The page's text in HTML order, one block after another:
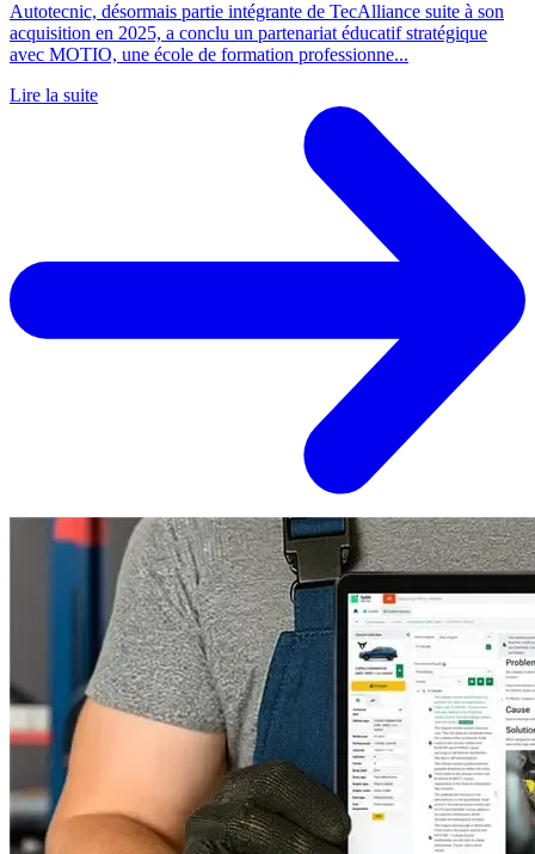
Autotecnic, désormais partie intégrante de TecAlliance suite à son
acquisition en 2025, a conclu un partenariat éducatif stratégique
avec MOTIO, une école de formation professionne...
Lire la suite